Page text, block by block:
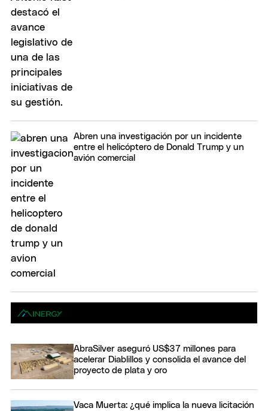
Abren una investigación por un incidente
entre el helicóptero de Donald Trump y un
avión comercial
AbraSilver aseguró US$37 millones para
acelerar Diablillos y consolida el avance del
proyecto de plata y oro
Vaca Muerta: ¿qué implica la nueva licitación